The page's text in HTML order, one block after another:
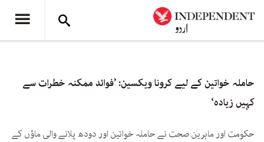
حاملہ خواتین کے لیے کرونا ویکسین: ’فوائد ممکنہ خطرات سے
کہیں زیادہ‘
حکومت اور ماہرین صحت نے حاملہ خواتین اور دودھ پلانے والی ماؤں کے